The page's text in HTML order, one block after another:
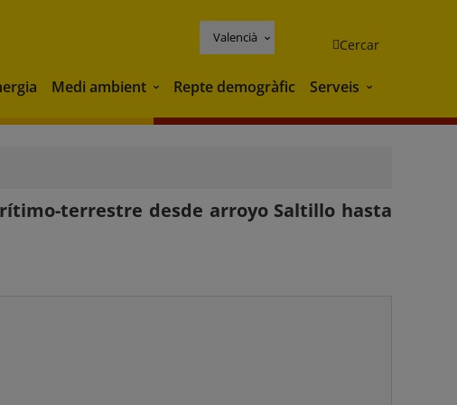
Valencià Cercar
Medi ambient Medi ambient
Repte demogràfic Serveis Serveis
terrestre desde arroyo Saltillo hasta